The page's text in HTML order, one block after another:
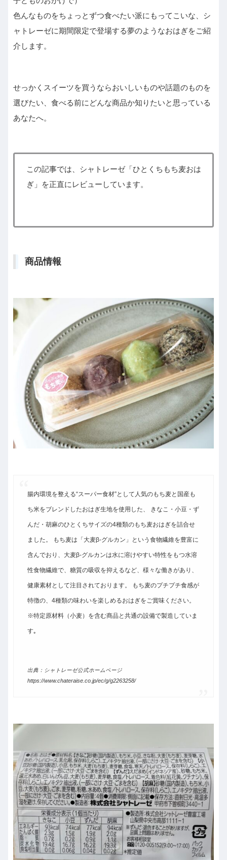
色んなものをちょっとずつ食べたい派にもってこいな、シ
ャトレーゼに期間限定で登場する夢のようなおはぎをご紹
介します。
せっかくスイーツを買うならおいしいものや話題のものを
選びたい、食べる前にどんな商品か知りたいと思っている
あなたへ。
この記事では、シャトレーゼ「ひとくちもち麦おは
ぎ」を正直にレビューしています。
商品情報
腸内環境を整える“スーパー食材”として人気のもち麦と国産も
ち米をブレンドしたおはぎ生地を使用した、 きなこ・小豆・ず
んだ・胡麻のひとくちサイズの4種類のもち麦おはぎを詰合せ
ました。 もち麦は「大麦β-グルカン」という食物繊維を豊富に
含んでおり、大麦β-グルカンは水に溶けやすい特性をもつ水溶
性食物繊維で、糖質の吸収を抑えるなど、様々な働きがあり、
健康素材として注目されております。 もち麦のプチプチ食感が
特徴の、4種類の味わいを楽しめるおはぎをご賞味ください。
※特定原材料（小麦）を含む商品と共通の設備で製造していま
す｡
出典：シャトレーゼ公式ホームページ
https://www.chateraise.co.jp/ec/g/g2263258/